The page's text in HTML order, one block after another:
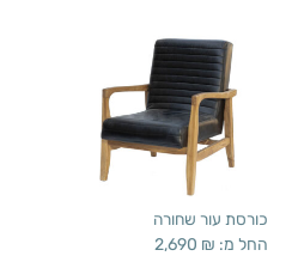
כורסת עור שחורה
החל מ: 2,690 ₪